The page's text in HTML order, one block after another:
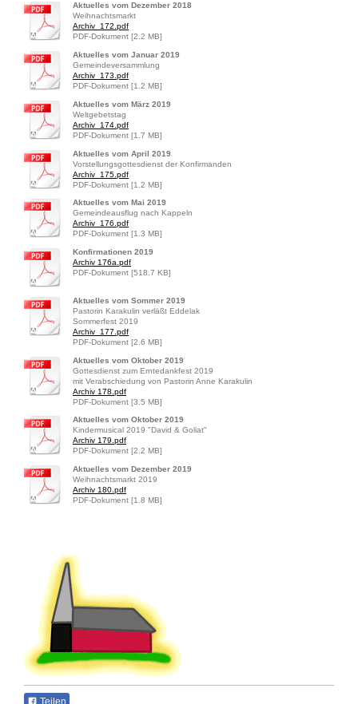
Aktuelles vom Dezember 2018
Weihnachtsmarkt
Archiv_172.pdf
PDF-Dokument [2.2 MB]
Aktuelles vom Januar 2019
Gemeindeversammlung
Archiv_173.pdf
PDF-Dokument [1.2 MB]
Aktuelles vom März 2019
Weltgebetstag
Archiv_174.pdf
PDF-Dokument [1.7 MB]
Aktuelles vom April 2019
Vorstellungsgottesdienst der Konfirmanden
Archiv_175.pdf
PDF-Dokument [1.2 MB]
Aktuelles vom Mai 2019
Gemeindeausflug nach Kappeln
Archiv_176.pdf
PDF-Dokument [1.3 MB]
Konfirmationen 2019
Archiv 176a.pdf
PDF-Dokument [518.7 KB]
Aktuelles vom Sommer 2019
Pastorin Karakulin verläßt Eddelak
Sommerfest 2019
Archiv_177.pdf
PDF-Dokument [2.6 MB]
Aktuelles vom Oktober 2019
Gottesdienst zum Erntedankfest 2019
mit Verabschiedung von Pastorin Anne Karakulin
Archiv 178.pdf
PDF-Dokument [3.5 MB]
Aktuelles vom Oktober 2019
Kindermusical 2019 "David & Goliat"
Archiv 179.pdf
PDF-Dokument [2.2 MB]
Aktuelles vom Dezember 2019
Weihnachtsmarkt 2019
Archiv 180.pdf
PDF-Dokument [1.8 MB]